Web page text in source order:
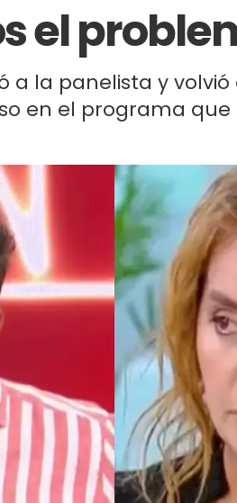
el
a la panelista y
en el programa